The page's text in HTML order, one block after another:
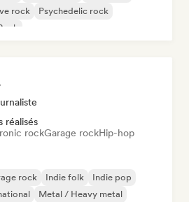
rock
Psychedelic rock
réalisés
rockGarage rockHip-hop
rock Indie folk
Indie pop
Metal / Heavy metal